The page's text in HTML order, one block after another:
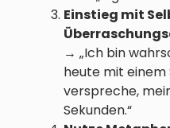
Einstieg mit
→ „Ich bin
heute mit
verspreche,
Sekunden.“